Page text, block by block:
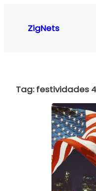
ZigNets
Tag:festividades